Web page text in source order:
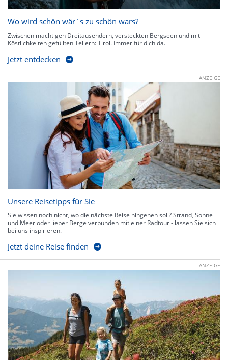
Wo wird schön wär`s zu schön wars?
Zwischen mächtigen Dreitausendern, versteckten Bergseen und mit
Köstlichkeiten gefüllten Tellern: Tirol. Immer für dich da.
Jetzt entdecken
ANZEIGE
Unsere Reisetipps für Sie
Sie wissen noch nicht, wo die nächste Reise hingehen soll? Strand, Sonne
und Meer oder lieber Berge verbunden mit einer Radtour - lassen Sie sich
bei uns inspirieren.
Jetzt deine Reise finden
ANZEIGE